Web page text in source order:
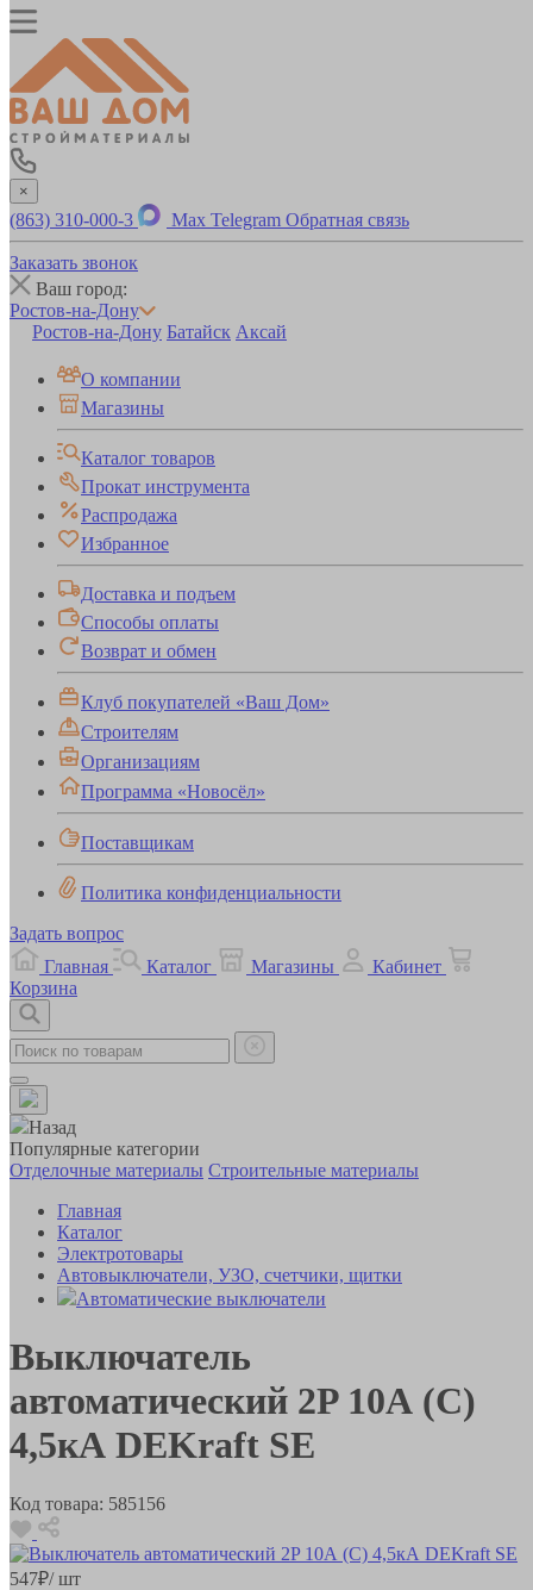
×
(863) 310-000-3 Max Telegram Обратная связь
Заказать звонок
Ваш город:
Ростов-на-Дону
Ростов-на-Дону Батайск Аксай
О компании
Магазины
Каталог товаров
Прокат инструмента
Распродажа
Избранное
Доставка и подъем
Способы оплаты
Возврат и обмен
Клуб покупателей «Ваш Дом»
Строителям
Организациям
Программа «Новосёл»
Поставщикам
Политика конфиденциальности
Задать вопрос
Главная
Каталог Магазины
Кабинет
Корзина
Назад
Популярные категории
Отделочные материалы Строительные материалы
Главная
Каталог
Электротовары
Автовыключатели, УЗО, счетчики, щитки
Автоматические выключатели
Выключатель
автоматический 2P 10А (С)
4,5кА DEKraft SE
Код товара: 585156
547₽/ шт